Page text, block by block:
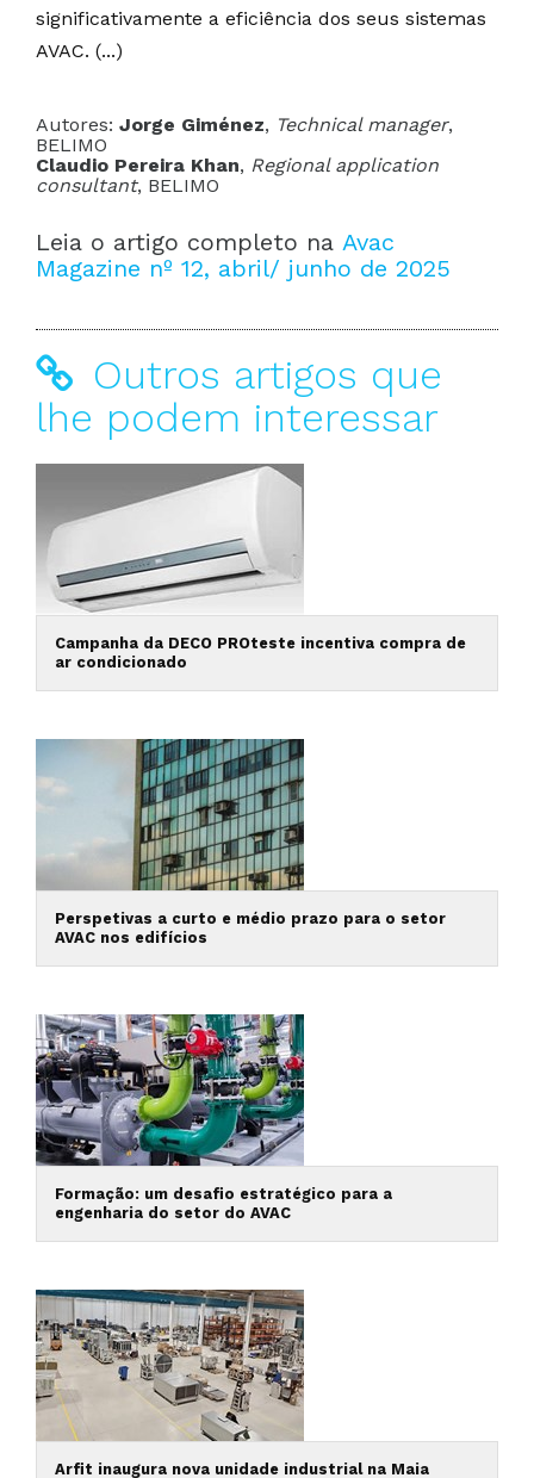
significativamente a eficiência dos seus sistemas
AVAC. (...)
Autores: Jorge Giménez, Technical manager,
BELIMO
Claudio Pereira Khan, Regional application
consultant, BELIMO
Leia o artigo completo na Avac
Magazine nº 12, abril/ junho de 2025
Outros artigos que
lhe podem interessar
Campanha da DECO PROteste incentiva compra de
ar condicionado
Perspetivas a curto e médio prazo para o setor
AVAC nos edifícios
Formação: um desafio estratégico para a
engenharia do setor do AVAC
Arfit inaugura nova unidade industrial na Maia